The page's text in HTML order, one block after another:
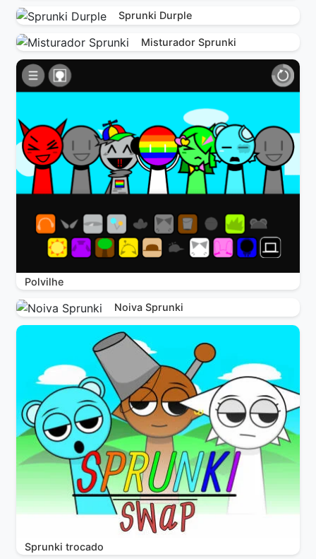
Sprunki Durple
Misturador Sprunki
Polvilhe
Noiva Sprunki
Sprunki trocado